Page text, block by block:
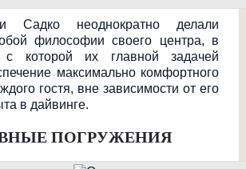
Садко неоднократно делали
философии своего центра, в
с которой их главной задачей
максимально комфортного
гостя, вне зависимости от его
в дайвинге.
ПОГРУЖЕНИЯ